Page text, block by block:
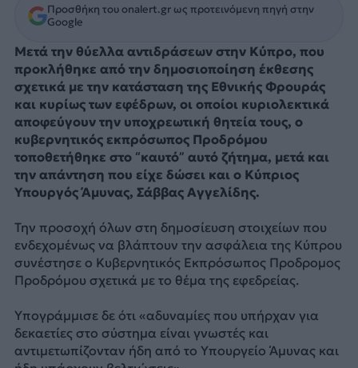
Προσθήκη του onalert.gr ως προτεινόμενη πηγή στην
Google
Μετά την θύελλα αντιδράσεων στην Κύπρο, που
προκλήθηκε από την δημοσιοποίηση έκθεσης
σχετικά με την κατάσταση της Εθνικής Φρουράς
και κυρίως των εφέδρων, οι οποίοι κυριολεκτικά
αποφεύγουν την υποχρεωτική θητεία τους, ο
κυβερνητικός εκπρόσωπος Προδρόμου
τοποθετήθηκε στο “καυτό” αυτό ζήτημα, μετά και
την απάντηση που είχε δώσει και ο Κύπριος
Υπουργός Άμυνας, Σάββας Αγγελίδης.
Την προσοχή όλων στη δημοσίευση στοιχείων που
ενδεχομένως να βλάπτουν την ασφάλεια της Κύπρου
συνέστησε ο Κυβερνητικός Εκπρόσωπος Προδρομος
Προδρόμου σχετικά με το θέμα της εφεδρείας.
Υπογράμμισε δε ότι «αδυναμίες που υπήρχαν για
δεκαετίες στο σύστημα είναι γνωστές και
αντιμετωπίζονταν ήδη από το Υπουργείο Άμυνας και